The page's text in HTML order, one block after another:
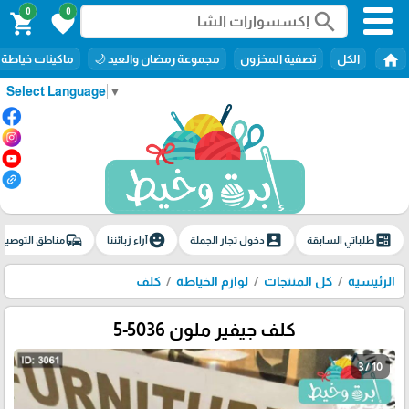
Select Language ▼
search
0
favorite
0
shopping_cart
home الكل تصفية المخزون مجموعة رمضان والعيد 🌙 ماكينات خياطة
ballotطلباتي السابقة account_boxدخول تجار الجملة emoji_emotionsآراء زبائننا commuteمناطق
الرئيسية كل المنتجات لوازم الخياطة كلف
كلف جيفير ملون 5036-5
3 / 10